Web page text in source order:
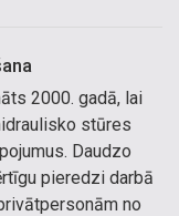
2000. gadā, lai
stūres
Daudzo
pieredzi darbā
no